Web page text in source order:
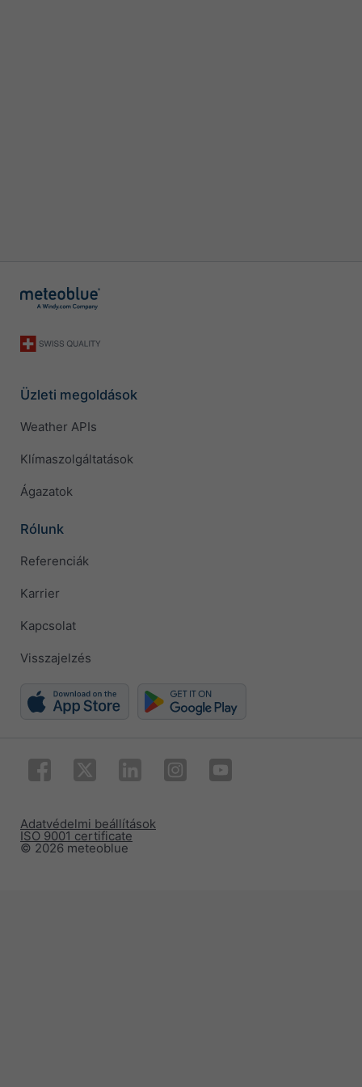
Üzleti megoldások
Weather APIs
Klímaszolgáltatások
Ágazatok
Rólunk
Referenciák
Karrier
Kapcsolat
Visszajelzés
© 2026 meteoblue
ISO 9001 certificate
Adatvédelmi beállítások